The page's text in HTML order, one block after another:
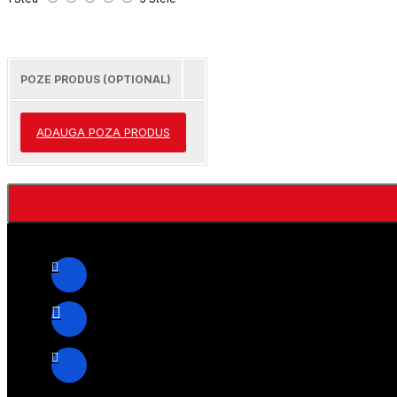
POZE PRODUS (OPTIONAL)
ADAUGA POZA PRODUS